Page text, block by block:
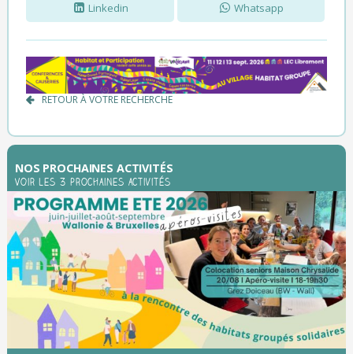
Linkedin Whatsapp
RETOUR À VOTRE RECHERCHE
NOS PROCHAINES ACTIVITÉS
Voir les 3 prochaines activités